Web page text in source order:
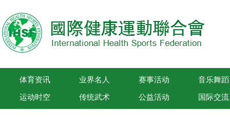
体育资讯 业界名人 赛事活动 音乐舞蹈
运动时空 传统武术 公益活动 国际交流